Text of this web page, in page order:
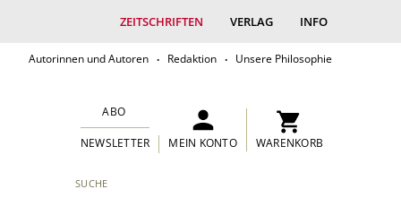
ZEITSCHRIFTEN VERLAG INFO
Autorinnen und Autoren Redaktion Unsere Philosophie
SUCHE
ABO
NEWSLETTER MEIN KONTO WARENKORB